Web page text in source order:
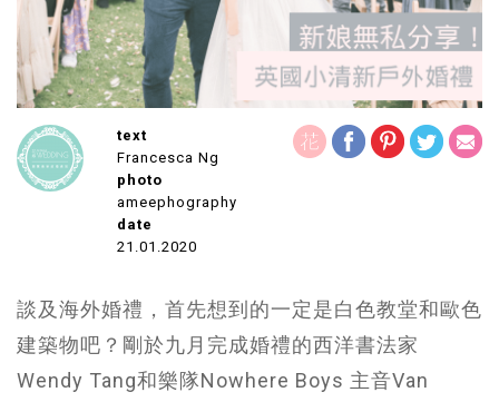
text
Francesca Ng
photo
ameephography
date
21.01.2020
談及海外婚禮，首先想到的一定是白色教堂和歐色
建築物吧？剛於九月完成婚禮的西洋書法家
Wendy Tang和樂隊Nowhere Boys 主音Van